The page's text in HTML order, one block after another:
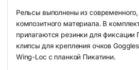
Рельсы выполнены из современного,
композитного материала. В
прилагаются резинки для
клипсы для крепления очков
Wing-Loc с планкой Пикатини.